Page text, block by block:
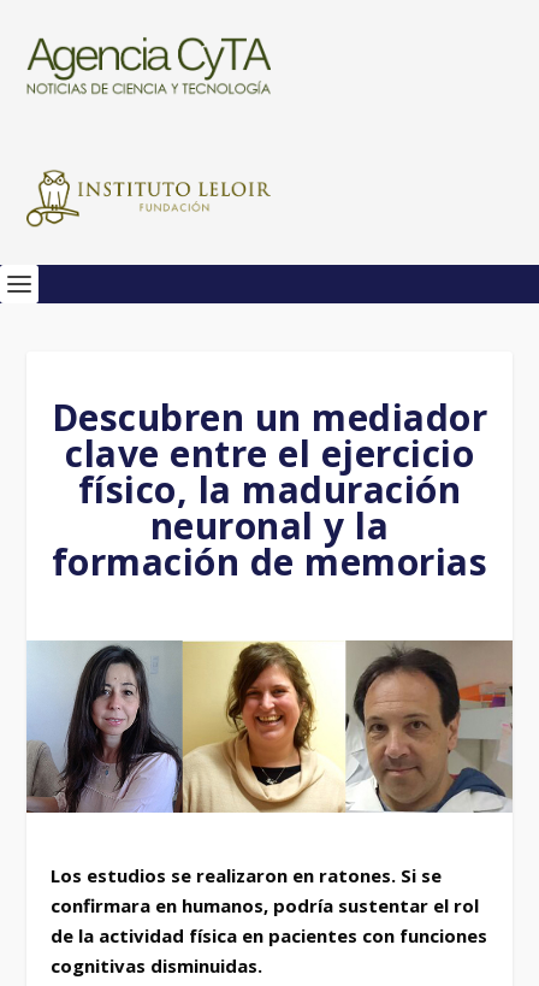
Descubren un mediador
clave entre el ejercicio
físico, la maduración
neuronal y la
formación de memorias
Los estudios se realizaron en ratones. Si se
confirmara en humanos, podría sustentar el rol
de la actividad física en pacientes con funciones
cognitivas disminuidas.